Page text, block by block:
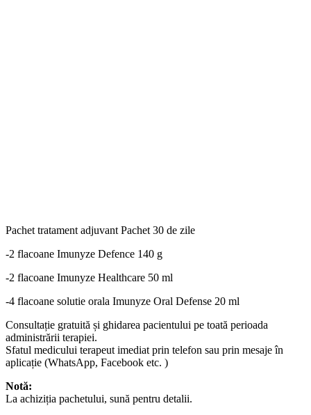
Pachet tratament adjuvant Pachet 30 de zile
-2 flacoane Imunyze Defence 140 g
-2 flacoane Imunyze Healthcare 50 ml
-4 flacoane solutie orala Imunyze Oral Defense 20 ml
Consultație gratuită și ghidarea pacientului pe toată perioada
administrării terapiei.
Sfatul medicului terapeut imediat prin telefon sau prin mesaje în
aplicație (WhatsApp, Facebook etc. )
Notă:
La achiziția pachetului, sună pentru detalii.